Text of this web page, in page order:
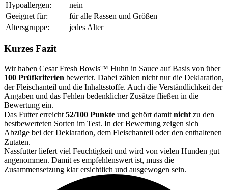
Hypoallergen:
nein
Geeignet für:
für alle Rassen und Größen
Altersgruppe:
jedes Alter
Kurzes Fazit
Wir haben Cesar Fresh Bowls™ Huhn in Sauce auf Basis von über
100 Prüfkriterien bewertet. Dabei zählen nicht nur die Deklaration,
der Fleischanteil und die Inhaltsstoffe. Auch die Verständlichkeit der
Angaben und das Fehlen bedenklicher Zusätze fließen in die
Bewertung ein.
Das Futter erreicht 52/100 Punkte und gehört damit nicht zu den
bestbewerteten Sorten im Test. In der Bewertung zeigen sich
Abzüge bei der Deklaration, dem Fleischanteil oder den enthaltenen
Zutaten.
Nassfutter liefert viel Feuchtigkeit und wird von vielen Hunden gut
angenommen. Damit es empfehlenswert ist, muss die
Zusammensetzung klar ersichtlich und ausgewogen sein.